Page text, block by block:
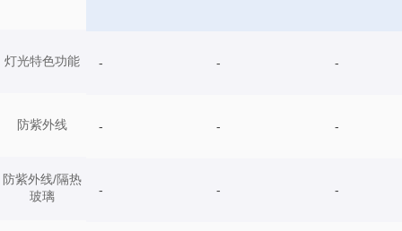
灯光特色功能
防紫外线
防紫外线/隔热
玻璃
- - -
- - -
- - -